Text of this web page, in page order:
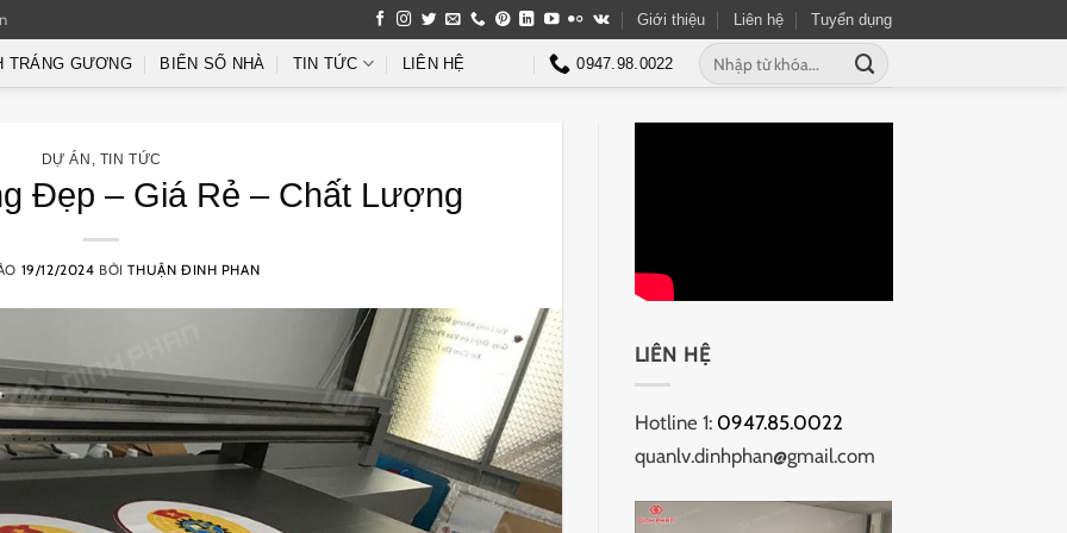
Giới thiệu Liên hệ Tuyển dụng
TRÁNG GƯƠNG BIỂN SỐ NHÀ TIN TỨC LIÊN HỆ 0947.98.0022
Tìm
kiếm:
DỰ ÁN TIN TỨC
Đẹp – Giá Rẻ – Chất Lượng
19/12/2024 BỞITHUẬN ĐINH PHAN
LIÊN HỆ
Hotline 1: 0947.85.0022
quanlv.dinhphan@gmail.com